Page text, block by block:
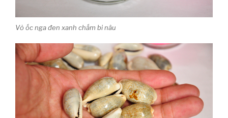
Vỏ ốc nga đen xanh chấm bi nâu